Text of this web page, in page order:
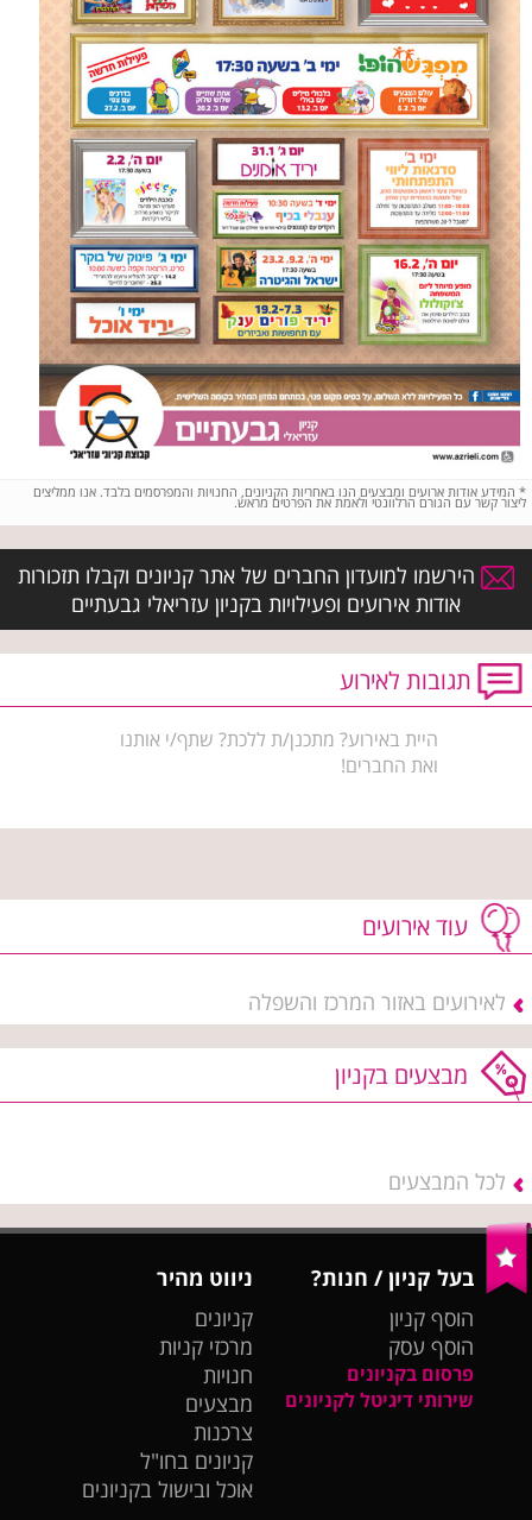
* המידע אודות ארועים ומבצעים הנו באחריות הקניונים, החנויות והמפרסמים בלבד. אנו ממליצים
ליצור קשר עם הגורם הרלוונטי ולאמת את הפרטים מראש.
הירשמו למועדון החברים של אתר קניונים וקבלו תזכורות
אודות אירועים ופעילויות בקניון עזריאלי גבעתיים
תגובות לאירוע
היית באירוע? מתכנן/ת ללכת? שתף/י אותנו
ואת החברים!
עוד אירועים
לאירועים באזור המרכז והשפלה
מבצעים בקניון
לכל המבצעים
בעל קניון / חנות?
הוסף קניון
הוסף עסק
פרסום בקניונים
שירותי דיגיטל לקניונים
ניווט מהיר
קניונים
מרכזי קניות
חנויות
מבצעים
צרכנות
קניונים בחו"ל
אוכל ובישול בקניונים